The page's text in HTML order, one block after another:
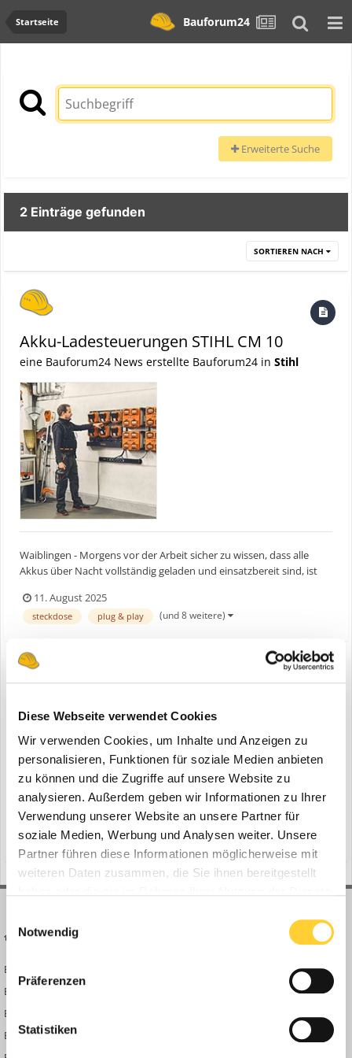
Diese Webseite verwendet Cookies
Wir verwenden Cookies, um Inhalte und Anzeigen zu
personalisieren, Funktionen für soziale Medien anbieten
zu können und die Zugriffe auf unsere Website zu
analysieren. Außerdem geben wir Informationen zu Ihrer
Verwendung unserer Website an unsere Partner für
soziale Medien, Werbung und Analysen weiter. Unsere
Partner führen diese Informationen möglicherweise mit
weiteren Daten zusammen, die Sie ihnen bereitgestellt
Notwendig
Präferenzen
Statistiken
Startseite Bauforum24
Erweiterte Suche
2 Einträge gefunden
SORTIEREN NACH
Akku-Ladesteuerungen STIHL CM 10
eine Bauforum24 News erstellte Bauforum24 in Stihl
Waiblingen - Morgens vor der Arbeit sicher zu wissen, dass alle
Akkus über Nacht vollständig geladen und einsatzbereit sind, ist
Verlässlichkeit bietet die neue Akku-Ladesteuerungen CM 10 von
STIHL. Die kostengünstige Plug & Play-Lösung wird über...
11. August 2025
steckdose plug & play (und 8 weitere)
Akku-Ladesteuerungen STIHL CM 10
Baumaschinen Industrie
Waiblingen - Morgens vor der Arbeit sicher zu wissen, dass alle
Akkus über Nacht vollständig geladen und einsatzbereit sind, ist
Grundvoraussetzung für Profis und ihre Arbeit. Diese
Verlässlichkeit bietet die neue Akku-Ladesteuerungen CM 10 von
STIHL. Die kostengünstige Plug & Play-Lösung wird über...
11. August 2025
steckdose plug & play (und 8 weitere)
BAUFORUM24
Bauforum24 News
Bauforum24 TV
BF24 Mediathek
BF24 Fotostrecken